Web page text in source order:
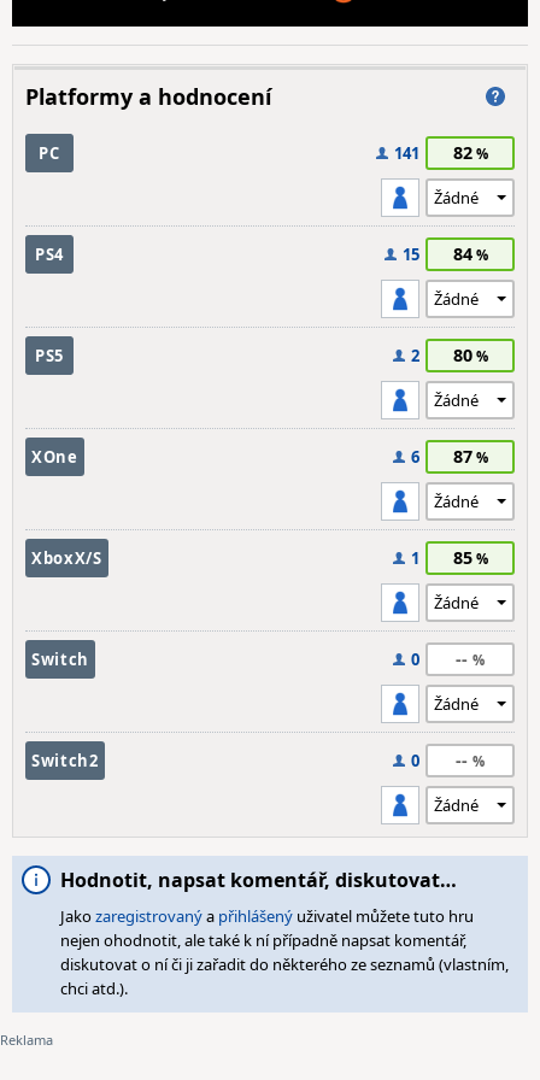
Platformy a hodnocení
PC 141 82
PS4 15 84
PS5 2 80
XOne 6 87
XboxX/S 1 85
Switch 0 --
Switch2 0 --
Hodnotit, napsat komentář, diskutovat…
Jakozaregistrovanýa přihlášený uživatel můžete tuto hru
nejen ohodnotit, ale také k ní případně napsat komentář,
diskutovat o ní či ji zařadit do některého ze seznamů (vlastním,
chci atd.).